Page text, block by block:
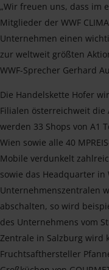
„Wir freuen uns, dass im
Mitglieder der WWF
Unternehmen einen
zur weltweit größten
WWF-Sprecher Gerhard
Die Handelskette Hofer
Filialen österreichweit die
werden 33 Shops von A1
Wien sowie alle 40
Mobile verdunkelt
sowie das Headquarter in
Unternehmenszentralen
abschalten, so wird
des Unternehmens vom
Zentrale in Salzburg wird
Fruchtsafthersteller